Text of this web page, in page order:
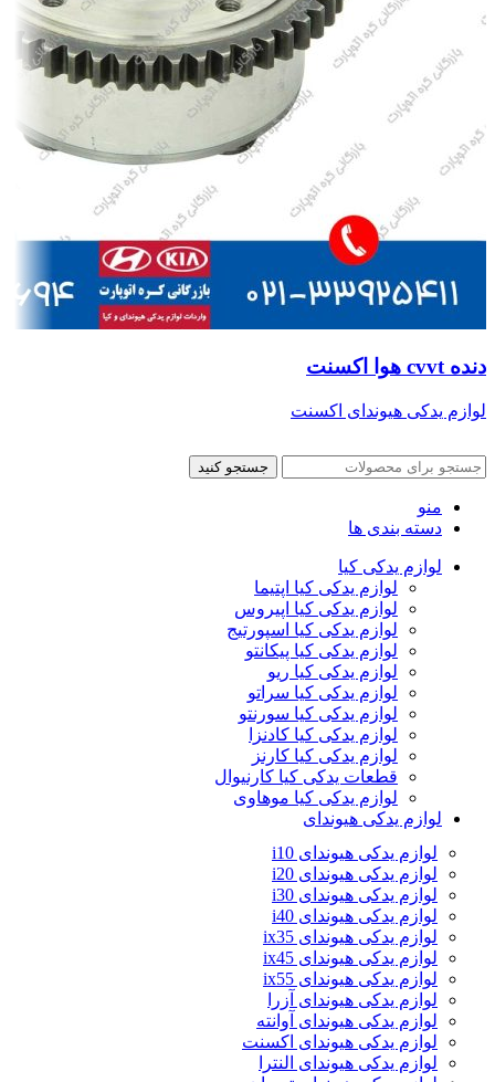
دنده cvvt هوا اکسنت
لوازم یدکی هیوندای اکسنت
جستجو کنید
منو
دسته بندی ها
لوازم یدکی کیا
لوازم یدکی کیا اپتیما
لوازم یدکی کیا اپیروس
لوازم یدکی کیا اسپورتیج
لوازم یدکی کیا پیکانتو
لوازم یدکی کیا ریو
لوازم یدکی کیا سراتو
لوازم یدکی کیا سورنتو
لوازم یدکی کیا کادنزا
لوازم یدکی کیا کارنز
قطعات یدکی کیا کارنیوال
لوازم یدکی کیا موهاوی
لوازم یدکی هیوندای
لوازم یدکی هیوندای i10
لوازم یدکی هیوندای i20
لوازم یدکی هیوندای i30
لوازم یدکی هیوندای i40
لوازم یدکی هیوندای ix35
لوازم یدکی هیوندای ix45
لوازم یدکی هیوندای ix55
لوازم یدکی هیوندای آزرا
لوازم یدکی هیوندای آوانته
لوازم یدکی هیوندای اکسنت
لوازم یدکی هیوندای النترا